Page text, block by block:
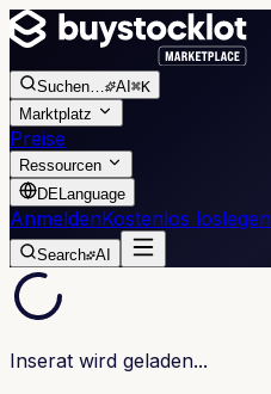
Suchen… AI ⌘K
Marktplatz
Preise
Ressourcen
DELanguage
AnmeldenKostenlos loslegen
Search AI
Inserat wird geladen...